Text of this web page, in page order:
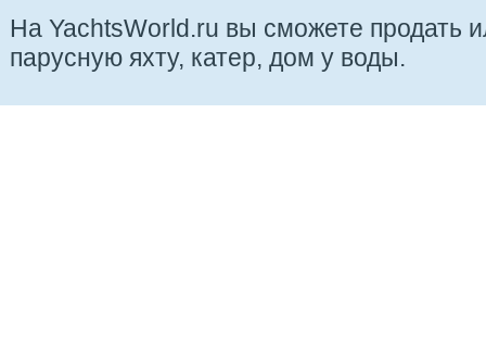
На YachtsWorld.ru вы сможете продать
парусную яхту, катер, дом у воды.